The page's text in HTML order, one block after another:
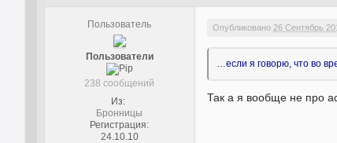
Пользователь
Пользователи
238 сообщений
Из:
Бронницы
Регистрация:
24.10.10
Опубликовано 26 Сентябрь
…если я говорю, что во
Так а я вообще не про